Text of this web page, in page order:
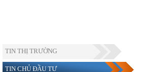
TIN THỊ TRƯỜNG
TIN CHỦ ĐẦU TƯ